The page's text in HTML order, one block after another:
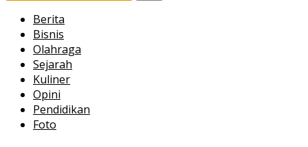
Berita
Bisnis
Olahraga
Sejarah
Kuliner
Opini
Pendidikan
Foto